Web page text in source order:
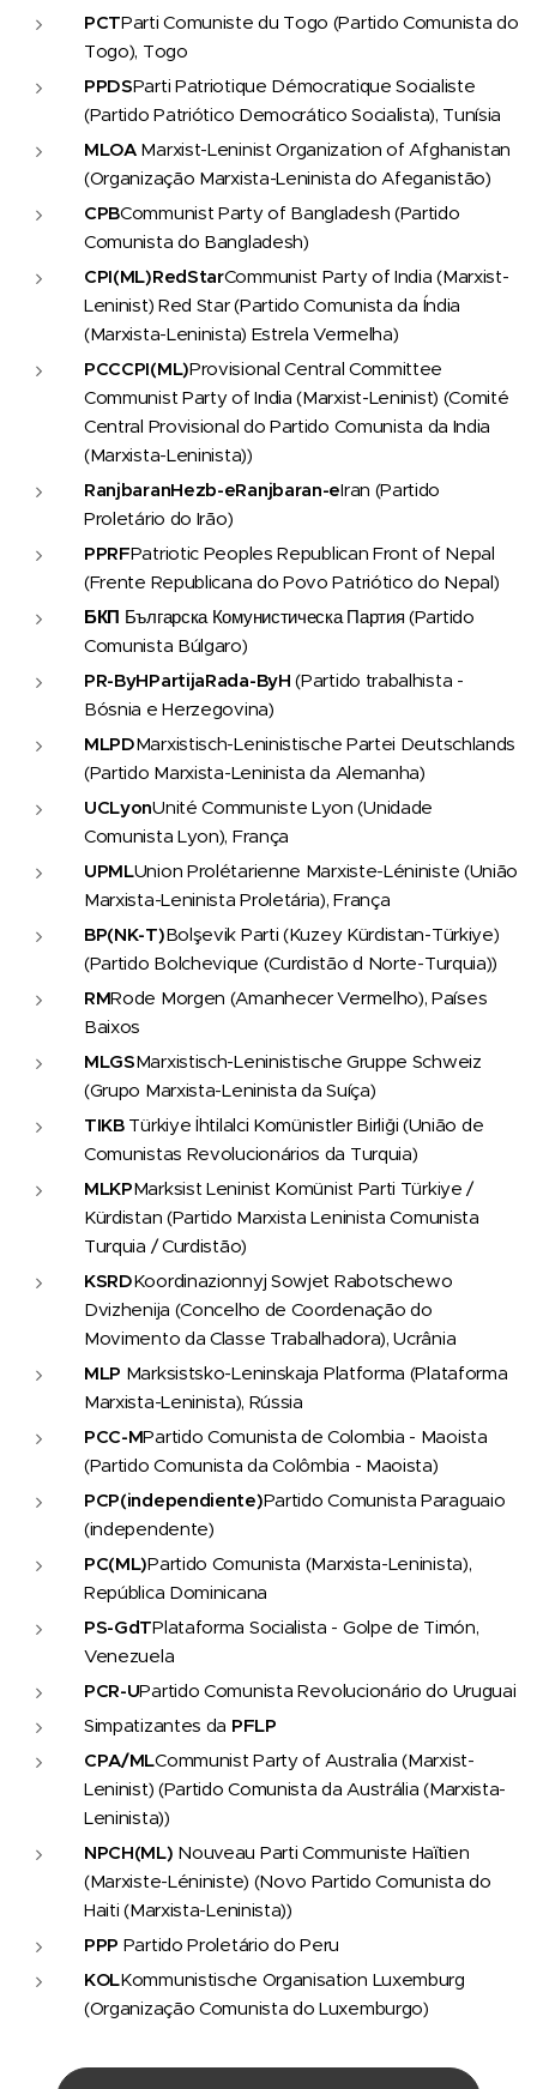
PCTParti Comuniste du Togo (Partido Comunista do
Togo), Togo
PPDSParti Patriotique Démocratique Socialiste
(Partido Patriótico Democrático Socialista), Tunísia
MLOA Marxist-Leninist Organization of Afghanistan
(Organização Marxista-Leninista do Afeganistão)
CPBCommunist Party of Bangladesh (Partido
Comunista do Bangladesh)
CPI(ML)RedStarCommunist Party of India (Marxist-
Leninist) Red Star (Partido Comunista da Índia
(Marxista-Leninista) Estrela Vermelha)
PCCCPI(ML)Provisional Central Committee
Communist Party of India (Marxist-Leninist) (Comité
Central Provisional do Partido Comunista da India
(Marxista-Leninista))
RanjbaranHezb-eRanjbaran-eIran (Partido
Proletário do Irão)
PPRFPatriotic Peoples Republican Front of Nepal
(Frente Republicana do Povo Patriótico do Nepal)
БКП Българска Комунистическа Партия (Partido
Comunista Búlgaro)
PR-ByHPartijaRada-ByH(Partido trabalhista -
Bósnia e Herzegovina)
MLPDMarxistisch-Leninistische Partei Deutschlands
(Partido Marxista-Leninista da Alemanha)
UCLyonUnité Communiste Lyon (Unidade
Comunista Lyon), França
UPMLUnion Prolétarienne Marxiste-Léniniste (União
Marxista-Leninista Proletária), França
BP(NK-T)Bolşevik Parti (Kuzey Kürdistan-Türkiye)
(Partido Bolchevique (Curdistão d Norte-Turquia))
RMRode Morgen (Amanhecer Vermelho), Países
Baixos
MLGSMarxistisch-Leninistische Gruppe Schweiz
(Grupo Marxista-Leninista da Suíça)
TIKB Türkiye İhtilalci Komünistler Birliği (União de
Comunistas Revolucionários da Turquia)
MLKPMarksist Leninist Komünist Parti Türkiye /
Kürdistan (Partido Marxista Leninista Comunista
Turquia / Curdistão)
KSRDKoordinazionnyj Sowjet Rabotschewo
Dvizhenija (Concelho de Coordenação do
Movimento da Classe Trabalhadora), Ucrânia
MLP Marksistsko-Leninskaja Platforma (Plataforma
Marxista-Leninista), Rússia
PCC-MPartido Comunista de Colombia - Maoista
(Partido Comunista da Colômbia - Maoista)
PCP(independiente)Partido Comunista Paraguaio
(independente)
PC(ML)Partido Comunista (Marxista-Leninista),
República Dominicana
PS-GdTPlataforma Socialista - Golpe de Timón,
Venezuela
PCR-UPartido Comunista Revolucionário do Uruguai
Simpatizantes da PFLP
CPA/MLCommunist Party of Australia (Marxist-
Leninist) (Partido Comunista da Austrália (Marxista-
Leninista))
NPCH(ML) Nouveau Parti Communiste Haϊtien
(Marxiste-Léniniste) (Novo Partido Comunista do
Haiti (Marxista-Leninista))
PPP Partido Proletário do Peru
KOLKommunistische Organisation Luxemburg
(Organização Comunista do Luxemburgo)